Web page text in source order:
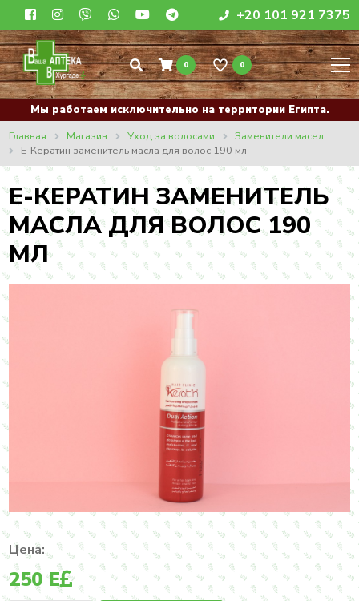
+20 101 921 7375
0 0
Мы работаем исключительно на территории Египта.
Главная
Магазин Уход за волосами
Заменители масел
Е-Кератин заменитель масла для волос 190 мл
Е-КЕРАТИН ЗАМЕНИТЕЛЬ
МАСЛА ДЛЯ ВОЛОС 190
МЛ
Цена:
250E